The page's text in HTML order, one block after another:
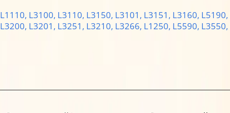
L1110, L3100, L3110, L3150, L3101, L3151, L3160, L5190,
L3200, L3201, L3251, L3210, L3266, L1250, L5590, L3550,